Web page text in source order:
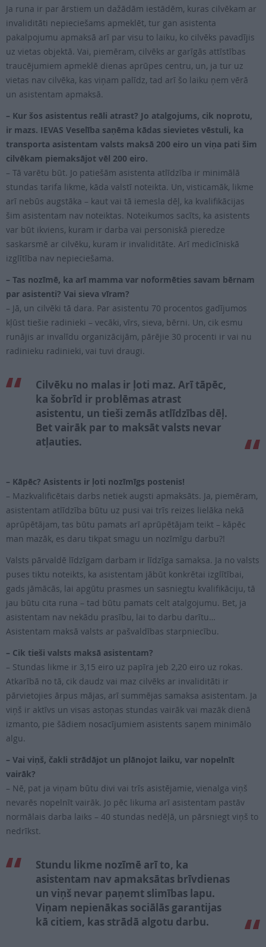
Ja runa ir par ārstiem un dažādām iestādēm, kuras cilvēkam ar
invaliditāti nepieciešams apmeklēt, tur gan asistenta
pakalpojumu apmaksā arī par visu to laiku, ko cilvēks pavadījis
uz vietas objektā. Vai, piemēram, cilvēks ar garīgās attīstības
traucējumiem apmeklē dienas aprūpes centru, un, ja tur uz
vietas nav cilvēka, kas viņam palīdz, tad arī šo laiku ņem vērā
un asistentam apmaksā.
– Kur šos asistentus reāli atrast? Jo atalgojums, cik noprotu,
ir mazs. IEVAS Veselība saņēma kādas sievietes vēstuli, ka
transporta asistentam valsts maksā 200 eiro un viņa pati šim
cilvēkam piemaksājot vēl 200 eiro.
– Tā varētu būt. Jo patiešām asistenta atlīdzība ir minimālā
stundas tarifa likme, kāda valstī noteikta. Un, visticamāk, likme
arī nebūs augstāka – kaut vai tā iemesla dēļ, ka kvalifikācijas
šim asistentam nav noteiktas. Noteikumos sacīts, ka asistents
var būt ikviens, kuram ir darba vai personiskā pieredze
saskarsmē ar cilvēku, kuram ir invaliditāte. Arī medicīniskā
izglītība nav nepieciešama.
– Tas nozīmē, ka arī mamma var noformēties savam bērnam
par asistenti? Vai sieva vīram?
– Jā, un cilvēki tā dara. Par asistentu 70 procentos gadījumos
kļūst tiešie radinieki – vecāki, vīrs, sieva, bērni. Un, cik esmu
runājis ar invalīdu organizācijām, pārējie 30 procenti ir vai nu
radinieku radinieki, vai tuvi draugi.
Cilvēku no malas ir ļoti maz. Arī tāpēc,
ka šobrīd ir problēmas atrast
asistentu, un tieši zemās atlīdzības dēļ.
Bet vairāk par to maksāt valsts nevar
atļauties.
– Kāpēc? Asistents ir ļoti nozīmīgs postenis!
– Mazkvalificētais darbs netiek augsti apmaksāts. Ja, piemēram,
asistentam atlīdzība būtu uz pusi vai trīs reizes lielāka nekā
aprūpētājam, tas būtu pamats arī aprūpētājam teikt – kāpēc
man mazāk, es daru tikpat smagu un nozīmīgu darbu?!
Valsts pārvaldē līdzīgam darbam ir līdzīga samaksa. Ja no valsts
puses tiktu noteikts, ka asistentam jābūt konkrētai izglītībai,
gads jāmācās, lai apgūtu prasmes un sasniegtu kvalifikāciju, tā
jau būtu cita runa – tad būtu pamats celt atalgojumu. Bet, ja
asistentam nav nekādu prasību, lai to darbu darītu…
Asistentam maksā valsts ar pašvaldības starpniecību.
– Cik tieši valsts maksā asistentam?
– Stundas likme ir 3,15 eiro uz papīra jeb 2,20 eiro uz rokas.
Atkarībā no tā, cik daudz vai maz cilvēks ar invaliditāti ir
pārvietojies ārpus mājas, arī summējas samaksa asistentam. Ja
viņš ir aktīvs un visas astoņas stundas vairāk vai mazāk dienā
izmanto, pie šādiem nosacījumiem asistents saņem minimālo
algu.
– Vai viņš, čakli strādājot un plānojot laiku, var nopelnīt
vairāk?
– Nē, pat ja viņam būtu divi vai trīs asistējamie, vienalga viņš
nevarēs nopelnīt vairāk. Jo pēc likuma arī asistentam pastāv
normālais darba laiks – 40 stundas nedēļā, un pārsniegt viņš to
nedrīkst.
Stundu likme nozīmē arī to, ka
asistentam nav apmaksātas brīvdienas
un viņš nevar paņemt slimības lapu.
Viņam nepienākas sociālās garantijas
kā citiem, kas strādā algotu darbu.